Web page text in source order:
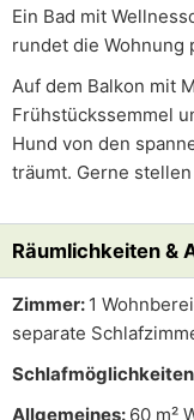
Ein Bad mit
rundet die Wohnung
Auf dem Balkon mit
Frühstückssemmel
Hund von den
träumt. Gerne
Räumlichkeiten &
Zimmer: 1
separate
Allgemeines: 60 m²